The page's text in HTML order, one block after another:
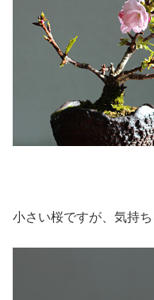
小さい桜ですが、気持